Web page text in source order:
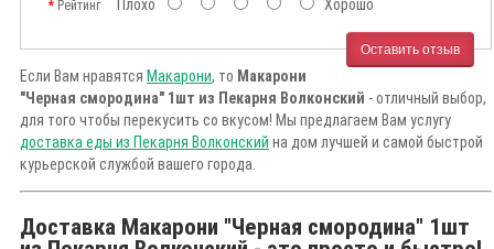
РейтингПлохо Хорошо
Оставить отзыв
Если Вам нравятся Макарони, то Макарони
"Черная смородина" 1шт из Пекарня Волконский - отличный выбор,
для того чтобы перекусить со вкусом! Мы предлагаем Вам услугу
доставка еды из Пекарня Волконский на дом лучшей и самой быстрой
курьерской службой вашего города.
Доставка Макарони "Черная смородина" 1шт